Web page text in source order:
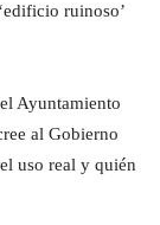
ruinoso’
Ayuntamiento
al Gobierno
uso real y quién